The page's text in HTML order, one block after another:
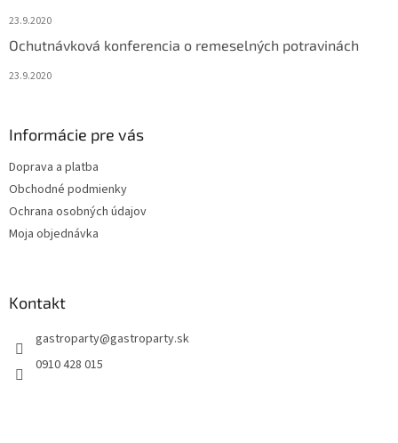
23.9.2020
Ochutnávková konferencia o remeselných potravinách
23.9.2020
Informácie pre vás
Doprava a platba
Obchodné podmienky
Ochrana osobných údajov
Moja objednávka
Kontakt
gastroparty@gastroparty.sk
0910 428 015